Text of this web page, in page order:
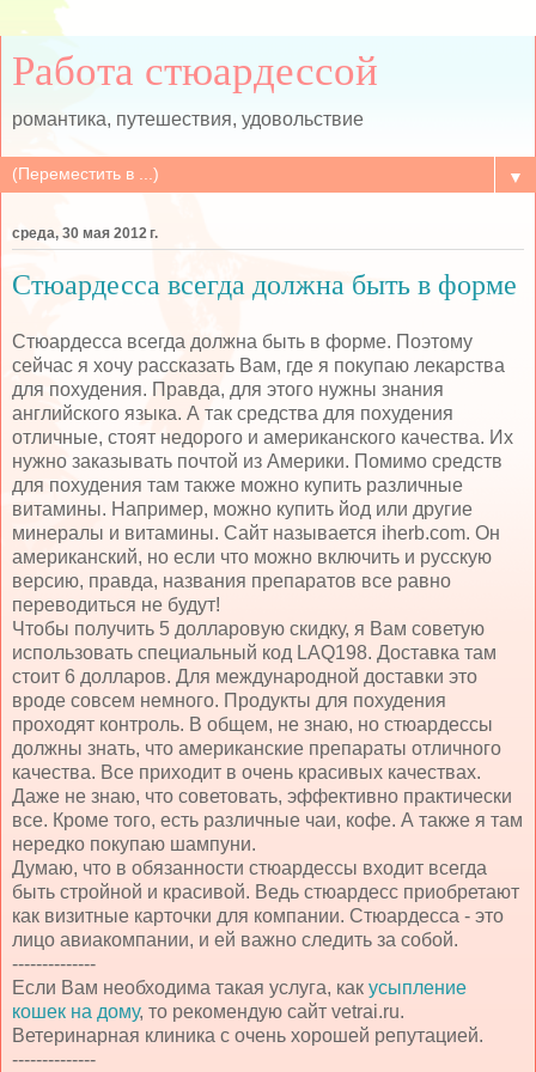
Работа стюардессой
романтика, путешествия, удовольствие
▼
среда, 30 мая 2012 г.
Стюардесса всегда должна быть в форме
Стюардесса всегда должна быть в форме. Поэтому
сейчас я хочу рассказать Вам, где я покупаю лекарства
для похудения. Правда, для этого нужны знания
английского языка. А так средства для похудения
отличные, стоят недорого и американского качества. Их
нужно заказывать почтой из Америки. Помимо средств
для похудения там также можно купить различные
витамины. Например, можно купить йод или другие
минералы и витамины. Сайт называется iherb.com. Он
американский, но если что можно включить и русскую
версию, правда, названия препаратов все равно
переводиться не будут!
Чтобы получить 5 долларовую скидку, я Вам советую
использовать специальный код LAQ198. Доставка там
стоит 6 долларов. Для международной доставки это
вроде совсем немного. Продукты для похудения
проходят контроль. В общем, не знаю, но стюардессы
должны знать, что американские препараты отличного
качества. Все приходит в очень красивых качествах.
Даже не знаю, что советовать, эффективно практически
все. Кроме того, есть различные чаи, кофе. А также я там
нередко покупаю шампуни.
Думаю, что в обязанности стюардессы входит всегда
быть стройной и красивой. Ведь стюардесс приобретают
как визитные карточки для компании. Стюардесса - это
лицо авиакомпании, и ей важно следить за собой.
--------------
Если Вам необходима такая услуга, как усыпление
кошек на дому, то рекомендую сайт vetrai.ru.
Ветеринарная клиника с очень хорошей репутацией.
--------------